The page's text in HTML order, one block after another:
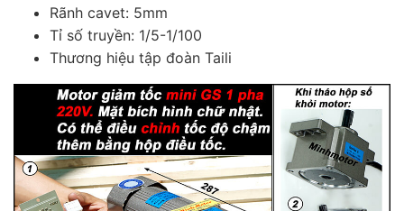
Rãnh cavet: 5mm
Tỉ số truyền: 1/5-1/100
Thương hiệu tập đoàn Taili